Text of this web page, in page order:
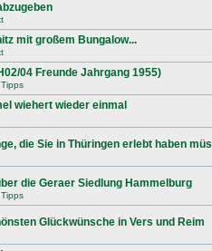
mit großem Bungalow...
04 Freunde Jahrgang 1955)
wiehert wieder einmal
die Sie in Thüringen erlebt haben
die Geraer Siedlung Hammelburg
Glückwünsche in Vers und Reim